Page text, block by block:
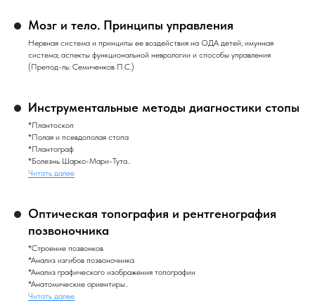
Мозг и тело. Принципы управления
Нервная система и принципы ее воздействия на ОДА детей; имунная
система; аспекты функциональной неврологии и способы управления
(Препод-ль: Семиченков П.С.)
Инструментальные методы диагностики стопы
*Плантоскоп
*Полая и псевдополая стопа
*Плантограф
*Болезнь Шарко-Мари-Тута..
Читать далее
Оптическая топография и рентгенография
позвоночника
*Строение позвонков
*Анализ изгибов позвоночника
*Анализ графического изображения топографии
*Анатомические ориентиры..
Читать далее